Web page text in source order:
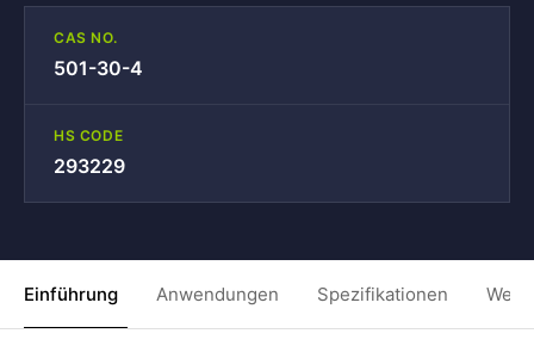
CAS NO.
501-30-4
HS CODE
293229
Einführung Anwendungen Spezifikationen